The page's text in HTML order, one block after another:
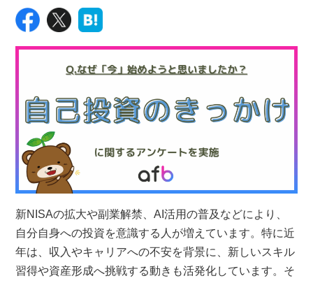
新NISAの拡大や副業解禁、AI活用の普及などにより、
自分自身への投資を意識する人が増えています。特に近
年は、収入やキャリアへの不安を背景に、新しいスキル
習得や資産形成へ挑戦する動きも活発化しています。そ